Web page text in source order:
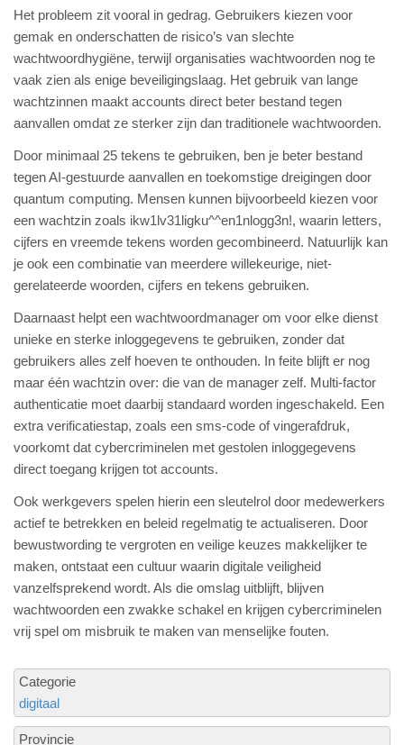
Het probleem zit vooral in gedrag. Gebruikers kiezen voor
gemak en onderschatten de risico’s van slechte
wachtwoordhygiëne, terwijl organisaties wachtwoorden nog te
vaak zien als enige beveiligingslaag. Het gebruik van lange
wachtzinnen maakt accounts direct beter bestand tegen
aanvallen omdat ze sterker zijn dan traditionele wachtwoorden.
Door minimaal 25 tekens te gebruiken, ben je beter bestand
tegen AI-gestuurde aanvallen en toekomstige dreigingen door
quantum computing. Mensen kunnen bijvoorbeeld kiezen voor
een wachtzin zoals ikw1lv31ligku^^en1nlogg3n!, waarin letters,
cijfers en vreemde tekens worden gecombineerd. Natuurlijk kan
je ook een combinatie van meerdere willekeurige, niet-
gerelateerde woorden, cijfers en tekens gebruiken.
Daarnaast helpt een wachtwoordmanager om voor elke dienst
unieke en sterke inloggegevens te gebruiken, zonder dat
gebruikers alles zelf hoeven te onthouden. In feite blijft er nog
maar één wachtzin over: die van de manager zelf. Multi-factor
authenticatie moet daarbij standaard worden ingeschakeld. Een
extra verificatiestap, zoals een sms-code of vingerafdruk,
voorkomt dat cybercriminelen met gestolen inloggegevens
direct toegang krijgen tot accounts.
Ook werkgevers spelen hierin een sleutelrol door medewerkers
actief te betrekken en beleid regelmatig te actualiseren. Door
bewustwording te vergroten en veilige keuzes makkelijker te
maken, ontstaat een cultuur waarin digitale veiligheid
vanzelfsprekend wordt. Als die omslag uitblijft, blijven
wachtwoorden een zwakke schakel en krijgen cybercriminelen
vrij spel om misbruik te maken van menselijke fouten.
Categorie
digitaal
Provincie